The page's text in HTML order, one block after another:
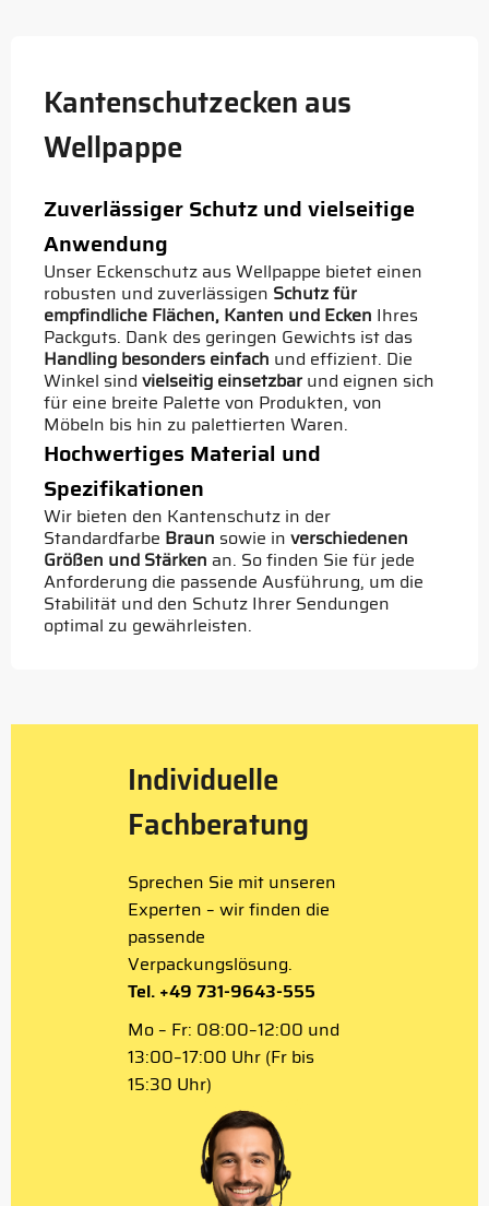
Kantenschutzecken aus
Wellpappe
Zuverlässiger Schutz und vielseitige
Anwendung
Unser Eckenschutz aus Wellpappe bietet einen
robusten und zuverlässigen Schutz für
empfindliche Flächen, Kanten und Ecken Ihres
Packguts. Dank des geringen Gewichts ist das
Handling besonders einfach und effizient. Die
Winkel sind vielseitig einsetzbar und eignen sich
für eine breite Palette von Produkten, von
Möbeln bis hin zu palettierten Waren.
Hochwertiges Material und
Spezifikationen
Wir bieten den Kantenschutz in der
Standardfarbe Braun sowie in verschiedenen
Größen und Stärken an. So finden Sie für jede
Anforderung die passende Ausführung, um die
Stabilität und den Schutz Ihrer Sendungen
optimal zu gewährleisten.
Individuelle
Fachberatung
Sprechen Sie mit unseren
Experten – wir finden die
passende
Verpackungslösung.
Tel. +49 731-9643-555
Mo – Fr: 08:00–12:00 und
13:00–17:00 Uhr (Fr bis
15:30 Uhr)